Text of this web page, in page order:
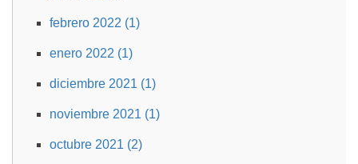
febrero 2022 (1)
enero 2022 (1)
diciembre 2021 (1)
noviembre 2021 (1)
octubre 2021 (2)